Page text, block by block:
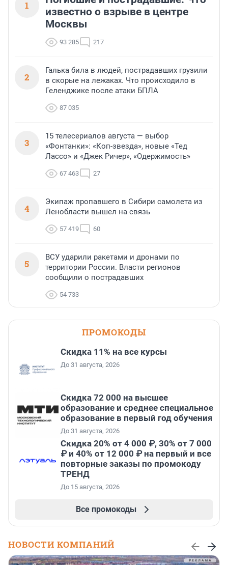
1
известно о взрыве в центре
Москвы
93 285 217
2
Галька била в людей, пострадавших грузили
в скорые на лежаках. Что происходило в
Геленджике после атаки БПЛА
87 035
3
15 телесериалов августа — выбор
«Фонтанки»: «Коп-звезда», новые «Тед
Лассо» и «Джек Ричер», «Одержимость»
67 463 27
4
Экипаж пропавшего в Сибири самолета из
Ленобласти вышел на связь
57 419 60
5
ВСУ ударили ракетами и дронами по
территории России. Власти регионов
сообщили о пострадавших
54 733
ПРОМОКОДЫ
Скидка 11% на все курсы
До 31 августа, 2026
Скидка 72 000 на высшее
образование и среднее специальное
образование в первый год обучения
До 31 августа, 2026
Скидка 20% от 4 000 ₽, 30% от 7 000
₽ и 40% от 12 000 ₽ на первый и все
повторные заказы по промокоду
ТРЕНД
До 15 августа, 2026
Все промокоды
НОВОСТИ КОМПАНИЙ